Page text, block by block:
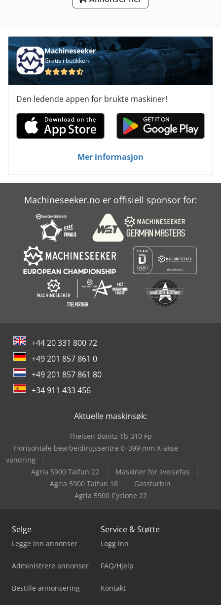
Ved Forespørsler
Machineseeker
Gratis i butikken
Den ledende appen for brukte maskiner!
Mer informasjon
Machineseeker.no er offisiell sponsor for:
+44 20 331 800 72
+49 201 857 861 0
+49 201 857 861 80
+34 911 433 456
Aktuelle maskinsøk:
Theisen Bonitz Tb 310 Fp
Horisontale bearbeidingssentre 0–399 mm X-akse
vandring
Agria 5900 Taifun 22
Maskiner for sveisefas
Agria 5900 Taifun 18
Gassturbin
Agria 5900 Cyclone 22
Selge
Legge inn annonser
Administrere annonser
Bestille annonsering
Service & Støtte
Logg inn
FAQ/Hjelp
Kontakt